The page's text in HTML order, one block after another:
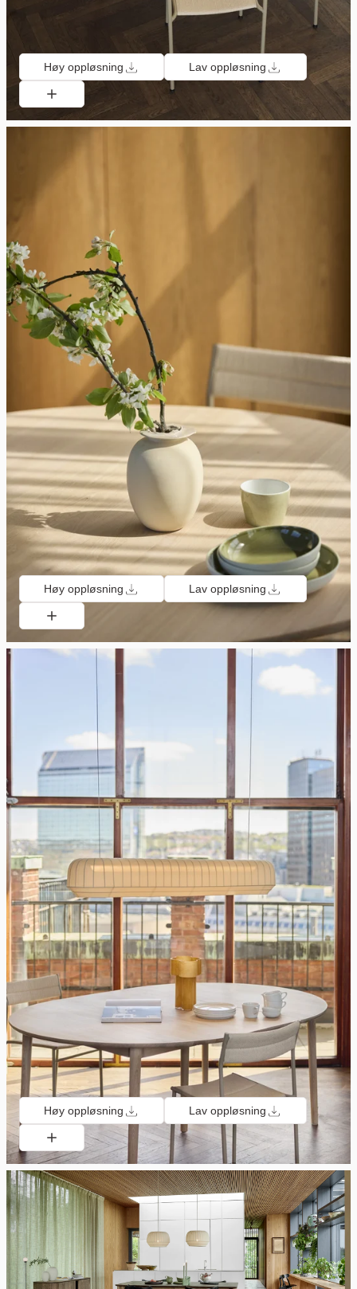
Høy oppløsning Lav oppløsning
Høy oppløsning Lav oppløsning
Høy oppløsning Lav oppløsning